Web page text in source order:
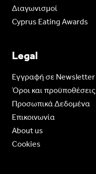
Διαγωνισμοί
Cyprus Eating Awards
Legal
Eγγραφή σε Newsletter
Όροι και προϋποθέσεις
Προσωπικά Δεδομένα
Επικοινωνία
About us
Cookies